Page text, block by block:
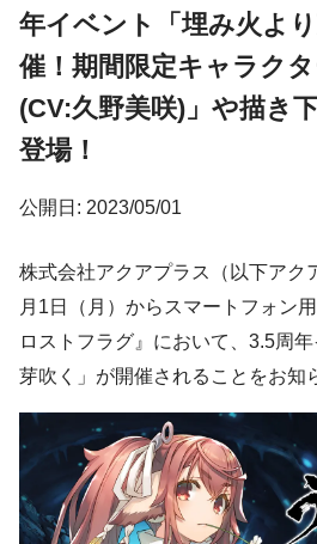
年イベント「埋み火よ
催！期間限定キャラク
(CV:久野美咲)」や描き
登場！
公開日: 2023/05/01
株式会社アクアプラス（以下アク
月1日（月）からスマートフォン
ロストフラグ』において、3.5周
芽吹く」が開催されることをお知